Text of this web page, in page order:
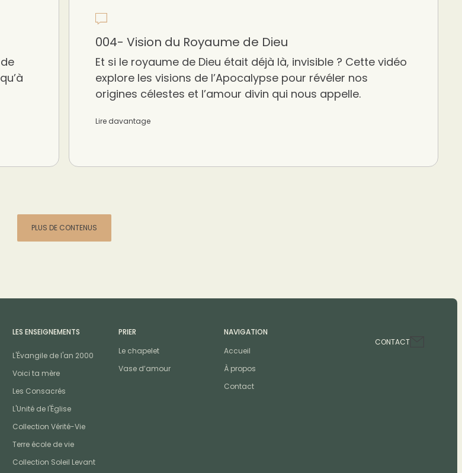
004- Vision du Royaume de Dieu
Et si le royaume de Dieu était déjà là, invisible ? Cette vidéo
explore les visions de l’Apocalypse pour révéler nos
origines célestes et l’amour divin qui nous appelle.
Lire davantage
PLUS DE CONTENUS
LES ENSEIGNEMENTS
L'Évangile de l'an 2000
Voici ta mère
Les Consacrés
L'Unité de l'Église
Collection Vérité-Vie
Terre école de vie
Collection Soleil Levant
PRIER
Le chapelet
Vase d’amour
NAVIGATION
Accueil
À propos
Contact
CONTACT